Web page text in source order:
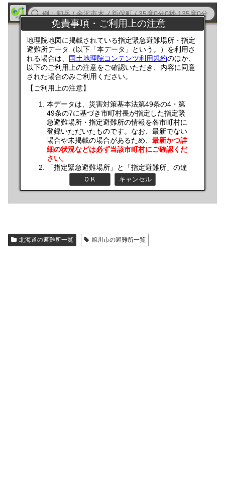
北海道の避難所一覧 旭川市の避難所一覧